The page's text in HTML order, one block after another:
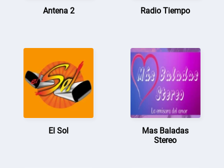
Antena 2 Radio Tiempo
El Sol
Mas Baladas
Stereo